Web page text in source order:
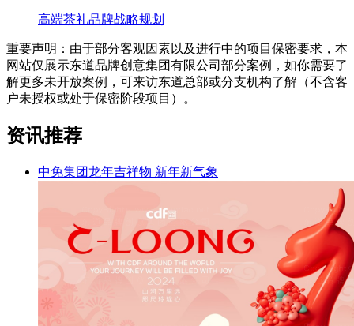
高端茶礼品牌战略规划
重要声明：由于部分客观因素以及进行中的项目保密要求，本
网站仅展示东道品牌创意集团有限公司部分案例，如你需要了
解更多未开放案例，可来访东道总部或分支机构了解（不含客
户未授权或处于保密阶段项目）。
资讯推荐
中免集团龙年吉祥物 新年新气象